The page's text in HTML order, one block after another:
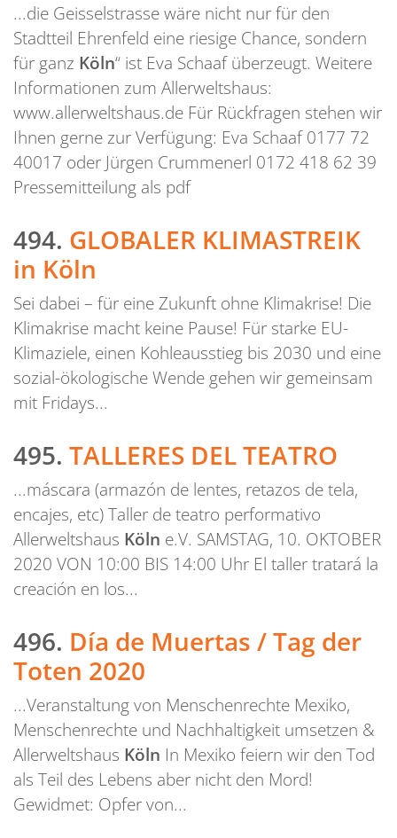
...die Geisselstrasse wäre nicht nur für den
Stadtteil Ehrenfeld eine riesige Chance, sondern
für ganz Köln“ ist Eva Schaaf überzeugt. Weitere
Informationen zum Allerweltshaus:
www.allerweltshaus.de Für Rückfragen stehen wir
Ihnen gerne zur Verfügung: Eva Schaaf 0177 72
40017 oder Jürgen Crummenerl 0172 418 62 39
Pressemitteilung als pdf
494. GLOBALER KLIMASTREIK
in Köln
Sei dabei – für eine Zukunft ohne Klimakrise! Die
Klimakrise macht keine Pause! Für starke EU-
Klimaziele, einen Kohleausstieg bis 2030 und eine
sozial-ökologische Wende gehen wir gemeinsam
mit Fridays...
495. TALLERES DEL TEATRO
...máscara (armazón de lentes, retazos de tela,
encajes, etc) Taller de teatro performativo
Allerweltshaus Köln e.V. SAMSTAG, 10. OKTOBER
2020 VON 10:00 BIS 14:00 Uhr El taller tratará la
creación en los...
496. Día de Muertas / Tag der
Toten 2020
...Veranstaltung von Menschenrechte Mexiko,
Menschenrechte und Nachhaltigkeit umsetzen &
Allerweltshaus Köln In Mexiko feiern wir den Tod
als Teil des Lebens aber nicht den Mord!
Gewidmet: Opfer von...